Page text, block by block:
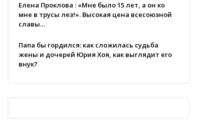
Елена Проклова : «Мне было 15 лет, а он ко
мне в трусы лез!». Высокая цена всесоюзной
славы…
Папа бы гордился: как сложилась судьба
жены и дочерей Юрия Хоя, как выглядит его
внук?